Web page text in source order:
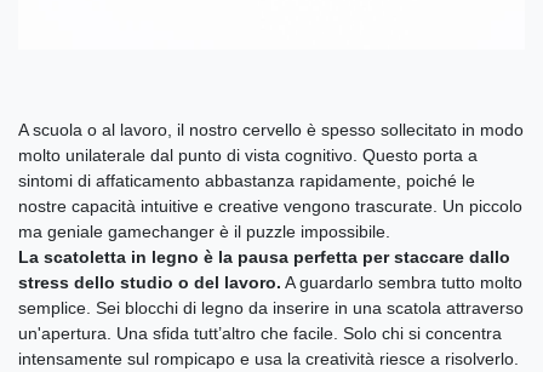
A scuola o al lavoro, il nostro cervello è spesso sollecitato in modo
molto unilaterale dal punto di vista cognitivo. Questo porta a
sintomi di affaticamento abbastanza rapidamente, poiché le
nostre capacità intuitive e creative vengono trascurate. Un piccolo
ma geniale gamechanger è il puzzle impossibile.
La scatoletta in legno è la pausa perfetta per staccare dallo
stress dello studio o del lavoro. A guardarlo sembra tutto molto
semplice. Sei blocchi di legno da inserire in una scatola attraverso
un'apertura. Una sfida tutt’altro che facile. Solo chi si concentra
intensamente sul rompicapo e usa la creatività riesce a risolverlo.